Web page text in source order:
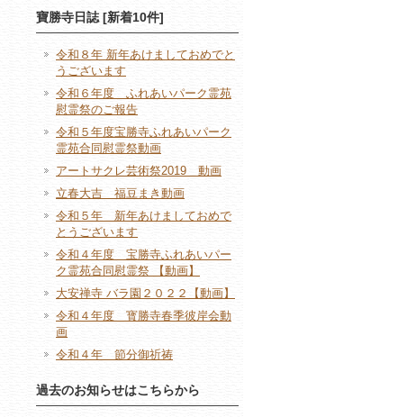
寶勝寺日誌 [新着10件]
令和８年 新年あけましておめでと
うございます
令和６年度 ふれあいパーク霊苑
慰霊祭のご報告
令和５年度宝勝寺ふれあいパーク
霊苑合同慰霊祭動画
アートサクレ芸術祭2019 動画
立春大吉 福豆まき動画
令和５年 新年あけましておめで
とうございます
令和４年度 宝勝寺ふれあいパー
ク霊苑合同慰霊祭 【動画】
大安禅寺 バラ園２０２２【動画】
令和４年度 寳勝寺春季彼岸会動
画
令和４年 節分御祈祷
過去のお知らせはこちらから